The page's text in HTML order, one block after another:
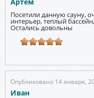
Посетили данную сауну,
интерьер, теплый
Остались довольны
Опубликовано 14 января,
Иван